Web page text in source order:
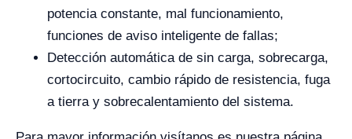
potencia constante, mal funcionamiento,
funciones de aviso inteligente de fallas;
Detección automática de sin carga, sobrecarga,
cortocircuito, cambio rápido de resistencia, fuga
a tierra y sobrecalentamiento del sistema.